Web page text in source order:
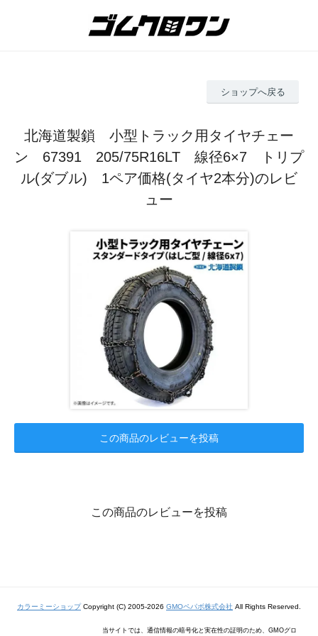
ショップへ戻る
北海道製鎖 小型トラック用タイヤチェー
ン 67391 205/75R16LT 線径6×7 トリプ
ル(ダブル) 1ペア価格(タイヤ2本分)のレビ
ュー
この商品のレビューを投稿
この商品のレビューを投稿
カラーミーショップCopyright (C) 2005-2026 GMOペパボ株式会社 All Rights Reserved.
当サイトでは、通信情報の暗号化と実在性の証明のため、GMOグロ